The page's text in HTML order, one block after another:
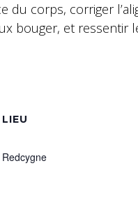
du corps, corriger
bouger, et ressentir
LIEU
Redcygne